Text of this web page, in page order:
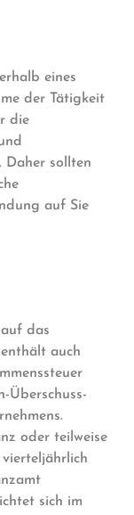
eines
der Tätigkeit
die
Daher sollten
auf Sie
das
auch
Überschuss-
oder teilweise
sich im